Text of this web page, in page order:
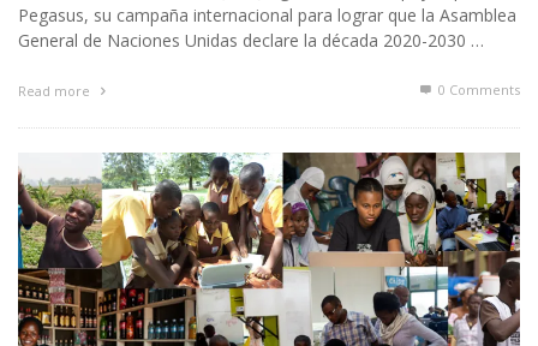
Pegasus, su campaña internacional para lograr que la Asamblea
General de Naciones Unidas declare la década 2020-2030 …
Read more 0 Comments